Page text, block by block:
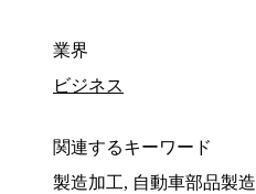
業界
ビジネス
関連するキーワード
製造加工, 自動車部品製造